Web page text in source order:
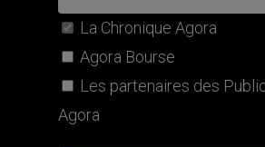
La Chronique Agora
Agora Bourse
Les partenaires des
Agora